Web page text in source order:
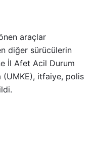
araçlar
diğer sürücülerin
İl Afet Acil Durum
(UMKE), itfaiye, polis